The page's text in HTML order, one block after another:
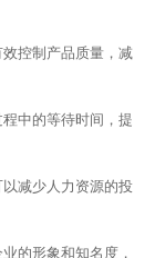
控制产品质量，减
中的等待时间，提
减少人力资源的投
的形象和知名度，